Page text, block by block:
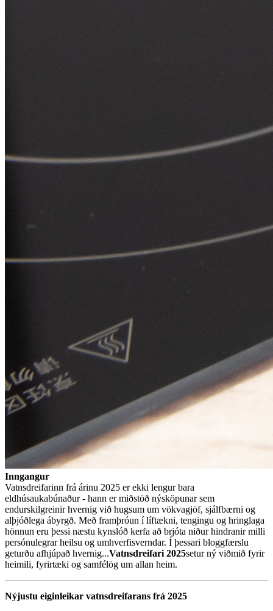
Inngangur
Vatnsdreifarinn frá árinu 2025 er ekki lengur bara
eldhúsaukabúnaður - hann er miðstöð nýsköpunar sem
endurskilgreinir hvernig við hugsum um vökvagjöf, sjálfbærni og
alþjóðlega ábyrgð. Með framþróun í líftækni, tengingu og hringlaga
hönnun eru þessi næstu kynslóð kerfa að brjóta niður hindranir milli
persónulegrar heilsu og umhverfisverndar. Í þessari bloggfærslu
geturðu afhjúpað hvernig...Vatnsdreifari 2025setur ný viðmið fyrir
heimili, fyrirtæki og samfélög um allan heim.
Nýjustu eiginleikar vatnsdreifarans frá 2025